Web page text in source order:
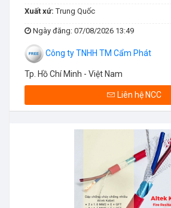
Xuất xứ:Trung Quốc
Ngày đăng: 07/08/2026 13:49
Công ty TNHH TM Cẩm Phát
Tp. Hồ Chí Minh - Việt Nam
Liên hệ NCC